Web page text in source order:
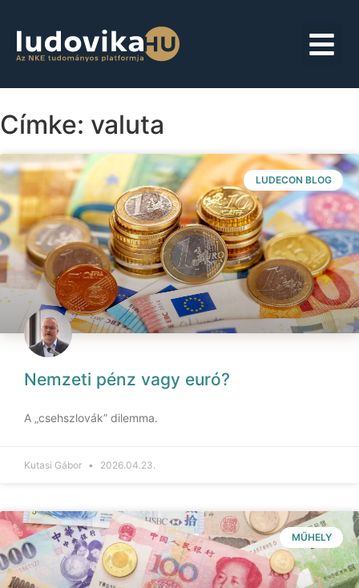
Címke: valuta
LUDECON BLOG
Nemzeti pénz vagy euró?
A „csehszlovák” dilemma.
Kutasi Gábor 2026.04.23.
MŰHELY